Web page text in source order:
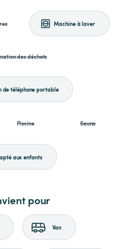
Machine à laver
des déchets
de téléphone portable
Piscine Sauna
aux enfants
pour
Van